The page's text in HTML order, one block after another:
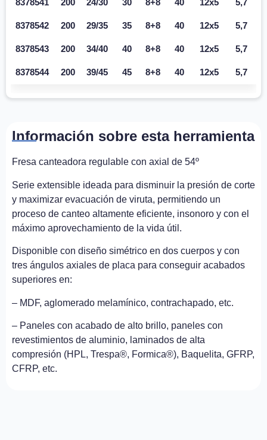
8378541 200 24/30 30 8+8 40 12x5 5,7
8378542 200 29/35 35 8+8 40 12x5 5,7
8378543 200 34/40 40 8+8 40 12x5 5,7
8378544 200 39/45 45 8+8 40 12x5 5,7
Información sobre esta herramienta
Fresa canteadora regulable con axial de 54º
Serie extensible ideada para disminuir la presión de corte
y maximizar evacuación de viruta, permitiendo un
proceso de canteo altamente eficiente, insonoro y con el
máximo aprovechamiento de la vida útil.
Disponible con diseño simétrico en dos cuerpos y con
tres ángulos axiales de placa para conseguir acabados
superiores en:
– MDF, aglomerado melamínico, contrachapado, etc.
– Paneles con acabado de alto brillo, paneles con
revestimientos de aluminio, laminados de alta
compresión (HPL, Trespa®, Formica®), Baquelita, GFRP,
CFRP, etc.